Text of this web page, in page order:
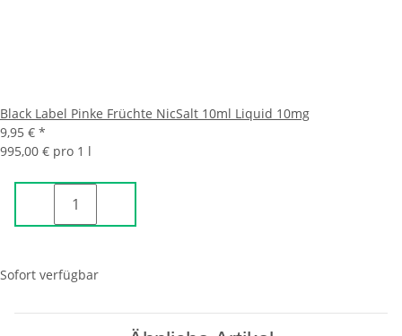
Black Label Pinke Früchte NicSalt 10ml Liquid 10mg
9,95 € *
995,00 € pro 1 l
Sofort verfügbar